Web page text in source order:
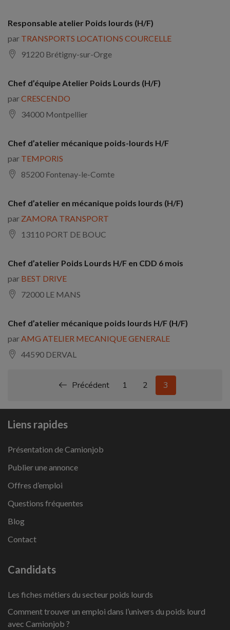
Responsable atelier Poids lourds (H/F)
par TRANSPORTS LOCATIONS COURCELLE
91220 Brétigny-sur-Orge
Chef d’équipe Atelier Poids Lourds (H/F)
parCRESCENDO
34000 Montpellier
Chef d’atelier mécanique poids-lourds H/F
par TEMPORIS
85200 Fontenay-le-Comte
Chef d’atelier en mécanique poids lourds (H/F)
par ZAMORA TRANSPORT
13110 PORT DE BOUC
Chef d’atelier Poids Lourds H/F en CDD 6 mois
par BEST DRIVE
72000 LE MANS
Chef d’atelier mécanique poids lourds H/F (H/F)
parAMG ATELIER MECANIQUE GENERALE
44590 DERVAL
Précédent 1 2 3
Liens rapides
Présentation de Camionjob
Publier une annonce
Offres d’emploi
Questions fréquentes
Blog
Contact
Candidats
Les fiches métiers du secteur poids lourds
Comment trouver un emploi dans l’univers du poids lourd
avec Camionjob ?